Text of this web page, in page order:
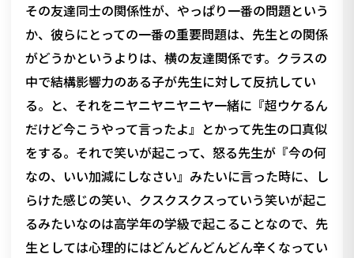
その友達同士の関係性が、やっぱり一番の問題という
か、彼らにとっての一番の重要問題は、先生との関係
がどうかというよりは、横の友達関係です。クラスの
中で結構影響力のある子が先生に対して反抗してい
る。と、それをニヤニヤニヤニヤ一緒に『超ウケるん
だけど今こうやって言ったよ』とかって先生の口真似
をする。それで笑いが起こって、怒る先生が『今の何
なの、いい加減にしなさい』みたいに言った時に、し
らけた感じの笑い、クスクスクスっていう笑いが起こ
るみたいなのは高学年の学級で起こることなので、先
生としては心理的にはどんどんどんどん辛くなってい